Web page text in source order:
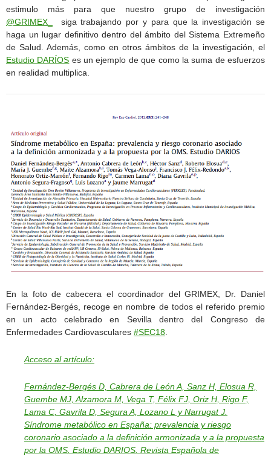
estimulo más para que nuestro grupo de investigación
@GRIMEX_
siga trabajando por y para que la investigación se
haga un lugar definitivo dentro del ámbito del Sistema Extremeño
de Salud. Además, como en otros ámbitos de la investigación, el
Estudio DARÍOS es un ejemplo de que como la suma de esfuerzos
en realidad multiplica.
En la foto de cabecera el coordinador del GRIMEX, Dr. Daniel
Fernández-Bergés, recoge en nombre de todos el referido premio
en un acto celebrado en Sevilla dentro del Congreso de
Enfermedades Cardiovasculares #SEC18.
Acceso al artículo:
Fernández-Bergés D, Cabrera de León A, Sanz H, Elosua R,
Guembe MJ, Alzamora M, Vega T, Félix FJ, Oriz H, Rigo F,
Lama C, Gavrila D, Segura A, Lozano L y Narrugat J.
Síndrome metabólico en España: prevalencia y riesgo
coronario asociado a la definición armonizada y a la propuesta
por la OMS. Estudio DARIOS. Revista Española de